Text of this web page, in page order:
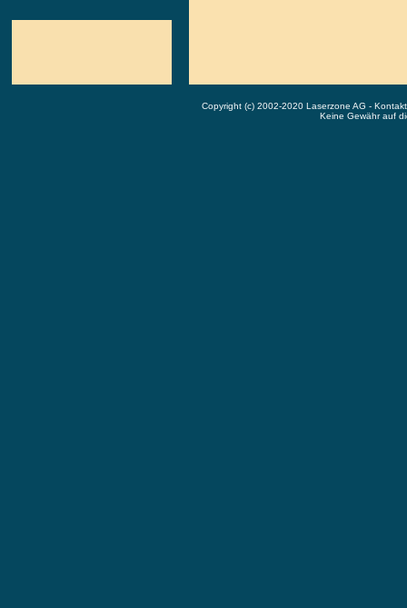
Copyright (c) 2002-2020 Laserzone AG -
Keine Gewähr auf